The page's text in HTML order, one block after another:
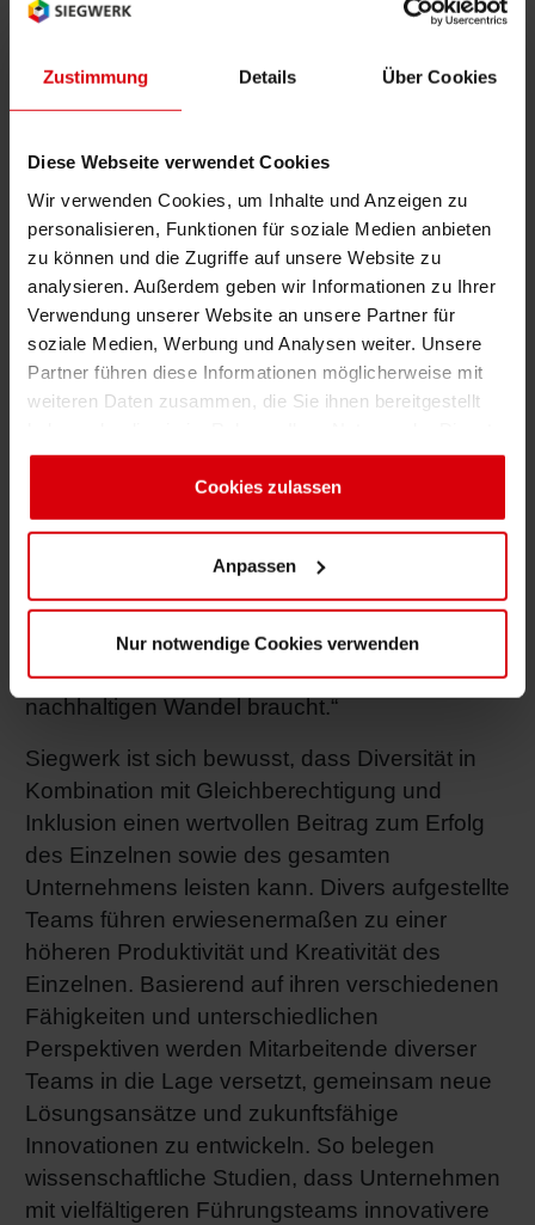
Zustimmung Details Über Cookies
Diese Webseite verwendet Cookies
Wir verwenden Cookies, um Inhalte und Anzeigen zu
personalisieren, Funktionen für soziale Medien anbieten
zu können und die Zugriffe auf unsere Website zu
analysieren. Außerdem geben wir Informationen zu Ihrer
Verwendung unserer Website an unsere Partner für
soziale Medien, Werbung und Analysen weiter. Unsere
Partner führen diese Informationen möglicherweise mit
weiteren Daten zusammen, die Sie ihnen bereitgestellt
gesammelt haben. Sie geben Einwilligung zu unseren
Cookies, wenn Sie unsere Webseite weiterhin nutzen.
Cookies zulassen
Anpassen
Nur notwendige Cookies verwenden
verschiedenen Unternehmen aus dem Kölner
Plattform für die lokale Wirtschaft dar, um sich
branchenübergreifend über genderorientierte
Speziellen auszutauschen und den Wandel in
der Gesellschaft weiter voranzutreiben.
„Wir freuen uns, mit Siegwerk ein weiteres
führendes Unternehmen der Region in
unserem Kreis aufzunehmen, das sich
verpflichtet hat, den Frauenanteil in
Führungspositionen aktiv zu verbessern“, sagt
Christine Kronenberg, Gründerin von Female
Resources und Initiatorin des Bündnisses MIT
FRAUEN IN FÜHRUNG. „Besonders freut mich
das persönliche Engagement von Herrn Dr.
Vielfalt und Chancengleichheit im
Unternehmen einzusetzen. Genau dieses
Commitment vonseiten der
Unternehmensspitze ist es, was es für einen
nachhaltigen Wandel braucht.“
Siegwerk ist sich bewusst, dass Diversität in
Kombination mit Gleichberechtigung und
Inklusion einen wertvollen Beitrag zum Erfolg
des Einzelnen sowie des gesamten
Unternehmens leisten kann. Divers aufgestellte
Teams führen erwiesenermaßen zu einer
höheren Produktivität und Kreativität des
Einzelnen. Basierend auf ihren verschiedenen
Fähigkeiten und unterschiedlichen
Perspektiven werden Mitarbeitende diverser
Teams in die Lage versetzt, gemeinsam neue
Lösungsansätze und zukunftsfähige
Innovationen zu entwickeln. So belegen
wissenschaftliche Studien, dass Unternehmen
mit vielfältigeren Führungsteams innovativere